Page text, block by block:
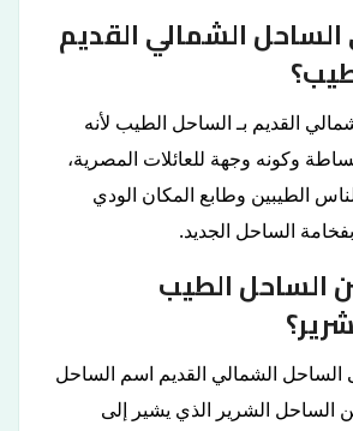
الشمالي القديم
القديم بـ الساحل الطيب لأنه
وكونه وجهة للعائلات المصرية،
الطيبين وطابع المكان الودي
الساحل الجديد.
الساحل الطيب
الشمالي القديم اسم الساحل
الساحل الشرير الذي يشير إلى